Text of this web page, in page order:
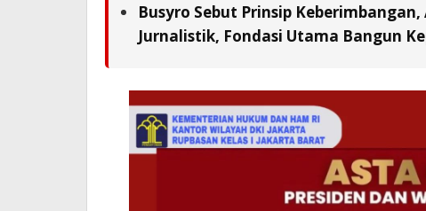
Busyro Sebut Prinsip
Jurnalistik, Fondasi Utama Bangun